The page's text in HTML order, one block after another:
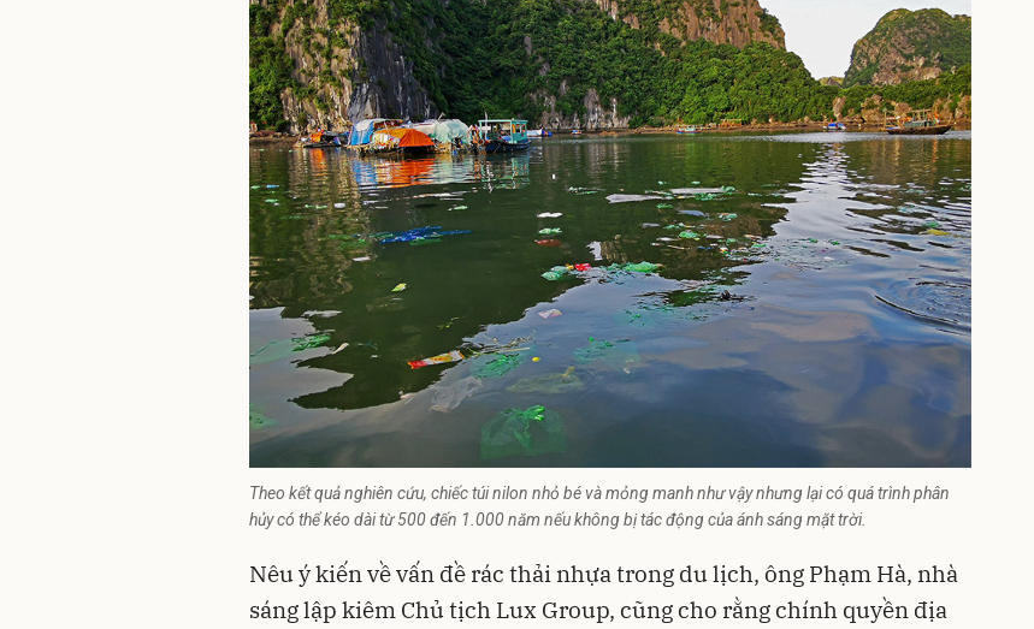
Theo kết quả nghiên cứu, chiếc túi nilon nhỏ bé và mỏng manh như vậy nhưng lại có quá trình phân
hủy có thể kéo dài từ 500 đến 1.000 năm nếu không bị tác động của ánh sáng mặt trời.
Nêu ý kiến về vấn đề rác thải nhựa trong du lịch, ông Phạm Hà, nhà
sáng lập kiêm Chủ tịch Lux Group, cũng cho rằng chính quyền địa